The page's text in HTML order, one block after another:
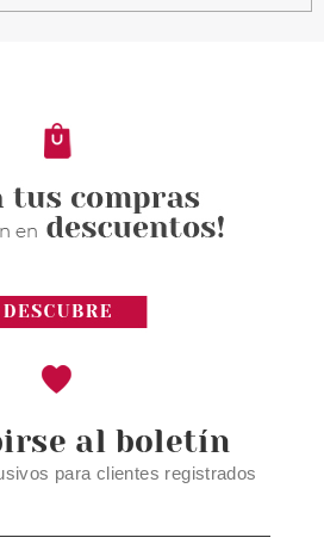
al boletín
para clientes registrados